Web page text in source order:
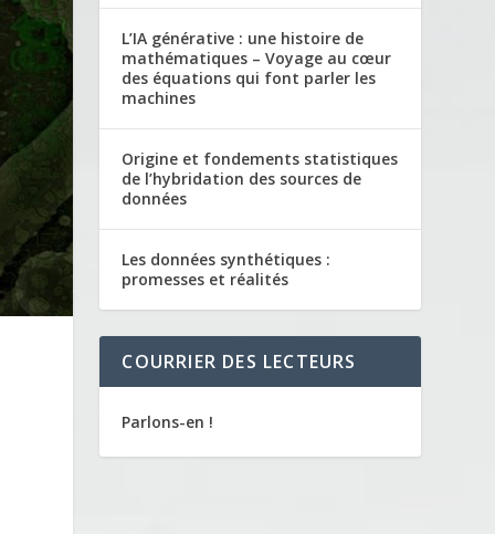
L’IA générative : une histoire de
mathématiques – Voyage au cœur
des équations qui font parler les
machines
Origine et fondements statistiques
de l’hybridation des sources de
données
Les données synthétiques :
promesses et réalités
COURRIER DES LECTEURS
Parlons-en !